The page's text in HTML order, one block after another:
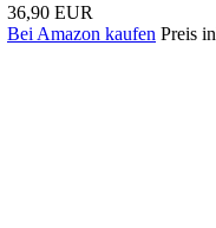
36,90 EUR
Bei Amazon kaufen Preis